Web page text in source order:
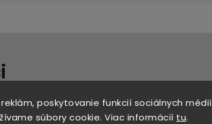
poskytovanie funkcií sociálnych médií
súbory cookie. Viac informácií tu.